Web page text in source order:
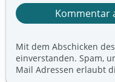
Mit dem Abschicken
einverstanden. Spam,
Mail Adressen erlaubt